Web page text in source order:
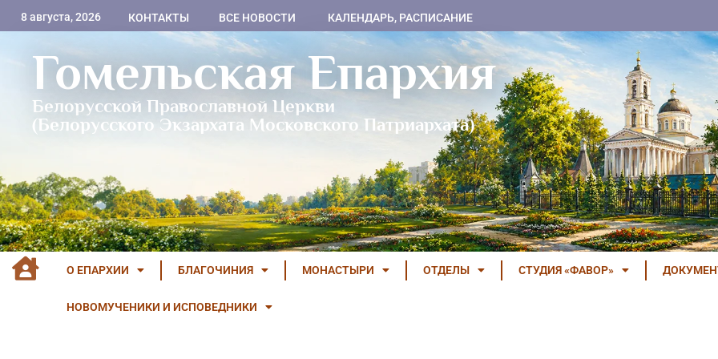
8 августа, 2026 КОНТАКТЫ ВСЕ НОВОСТИ КАЛЕНДАРЬ, РАСПИСАНИЕ
Гомельская Епархия
Белорусской Православной Церкви
(Белорусского Экзархата Московского Патриархата)
О ЕПАРХИИ БЛАГОЧИНИЯ МОНАСТЫРИ ОТДЕЛЫ СТУДИЯ «ФАВОР»
НОВОМУЧЕНИКИ И ИСПОВЕДНИКИ